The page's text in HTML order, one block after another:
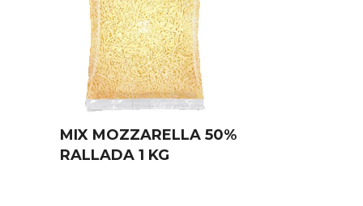
MIX MOZZARELLA 50%
RALLADA 1 KG